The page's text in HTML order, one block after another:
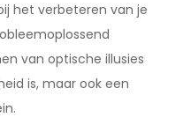
het verbeteren van je
van optische illusies
is, maar ook een